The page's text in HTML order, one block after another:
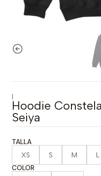
|
Hoodie
Seiya
TALLA
XS S M L
COLOR